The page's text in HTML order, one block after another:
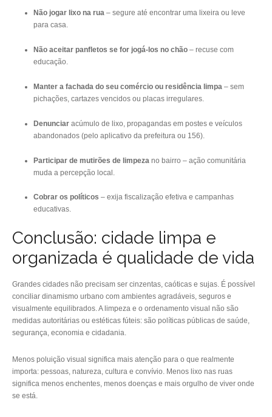
Não jogar lixo na rua– segure até encontrar uma lixeira ou leve
para casa.
Não aceitar panfletos se for jogá-los no chão– recuse com
educação.
Manter a fachada do seu comércio ou residência limpa – sem
pichações, cartazes vencidos ou placas irregulares.
Denunciaracúmulo de lixo, propagandas em postes e veículos
abandonados (pelo aplicativo da prefeitura ou 156).
Participar de mutirões de limpeza no bairro – ação comunitária
muda a percepção local.
Cobrar os políticos – exija fiscalização efetiva e campanhas
educativas.
Conclusão: cidade limpa e
organizada é qualidade de vida
Grandes cidades não precisam ser cinzentas, caóticas e sujas. É possível
conciliar dinamismo urbano com ambientes agradáveis, seguros e
visualmente equilibrados. A limpeza e o ordenamento visual não são
medidas autoritárias ou estéticas fúteis: são políticas públicas de saúde,
segurança, economia e cidadania.
Menos poluição visual significa mais atenção para o que realmente
importa: pessoas, natureza, cultura e convívio. Menos lixo nas ruas
significa menos enchentes, menos doenças e mais orgulho de viver onde
se está.